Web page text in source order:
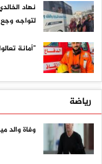
نهاد
لتواجه
"أمانة
رياضة
وفاة والد